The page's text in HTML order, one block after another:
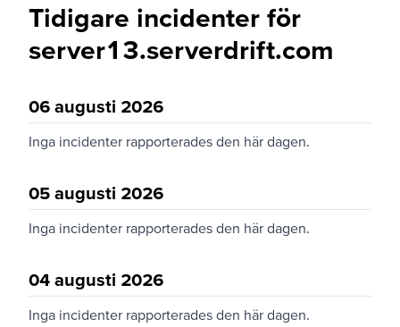
Tidigare incidenter för
server13.serverdrift.com
06 augusti 2026
Inga incidenter rapporterades den här dagen.
05 augusti 2026
Inga incidenter rapporterades den här dagen.
04 augusti 2026
Inga incidenter rapporterades den här dagen.